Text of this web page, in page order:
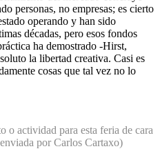
personas, no empresas; es cierto
operando y han sido
décadas, pero esos fondos
ha demostrado -Hirst,
la libertad creativa. Casi es
cosas que tal vez no lo
o actividad para esta feria de cara
por Carlos Cartaxo)